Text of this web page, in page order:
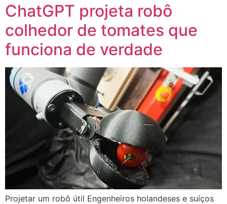
ChatGPT projeta robô
colhedor de tomates que
funciona de verdade
Projetar um robô útil Engenheiros holandeses e suíços